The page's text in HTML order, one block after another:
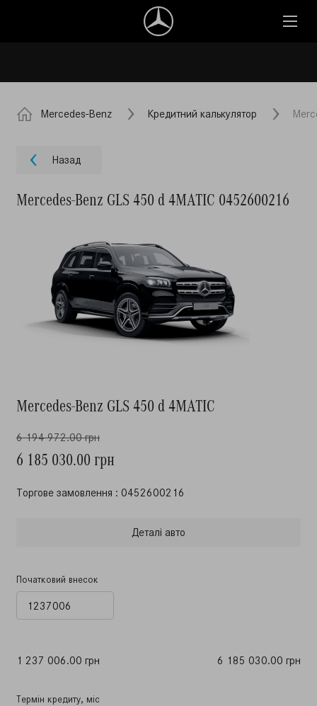
Mercedes-Benz Кредитний калькулятор
Назад
Mercedes-Benz GLS 450 d 4MATIC 0452600216
Mercedes-Benz GLS 450 d 4MATIC
6 194 972.00 грн
6 185 030.00 грн
Торгове замовлення : 0452600216
Деталi авто
Початковий внесок
1 237 006.00 грн 6 185 030.00 грн
Термін кредиту, міс